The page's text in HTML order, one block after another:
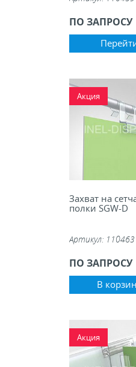
ПО ЗАПРОСУ
Акция
Захват на
полки SGW-D
Артикул: 110463
ПО ЗАПРОСУ
В
Акция